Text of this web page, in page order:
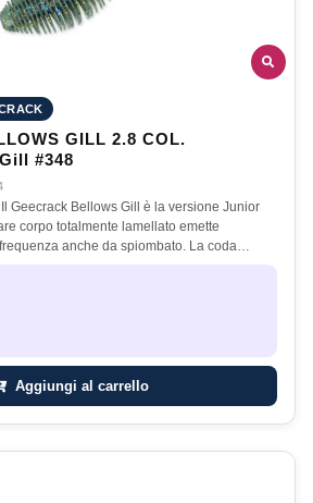
GILL 2.8 COL.
#348
Geecrack Bellows Gill è la versione Junior
corpo totalmente lamellato emette
anche da spiombato. La coda…
Aggiungi al carrello